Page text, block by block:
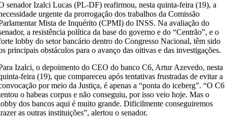
senador Izalci Lucas (PL-DF) reafirmou, nesta quinta-feira (19), a
urgente da prorrogação dos trabalhos da Comissão
Mista de Inquérito (CPMI) do INSS. Na avaliação do
a resistência política da base do governo e do “Centrão”, e o
lobby do setor bancário dentro do Congresso Nacional, têm sido
principais obstáculos para o avanço das oitivas e das investigações.
Izalci, o depoimento do CEO do banco C6, Artur Azevedo, nesta
feira (19), que compareceu após tentativas frustradas de evitar a
por meio da Justiça, é apenas a “ponta do iceberg”. “O C6
o habeas corpus e não conseguiu, por isso veio hoje. Mas o
dos bancos aqui é muito grande. Dificilmente conseguiremos
as outras instituições”, alertou o senador.